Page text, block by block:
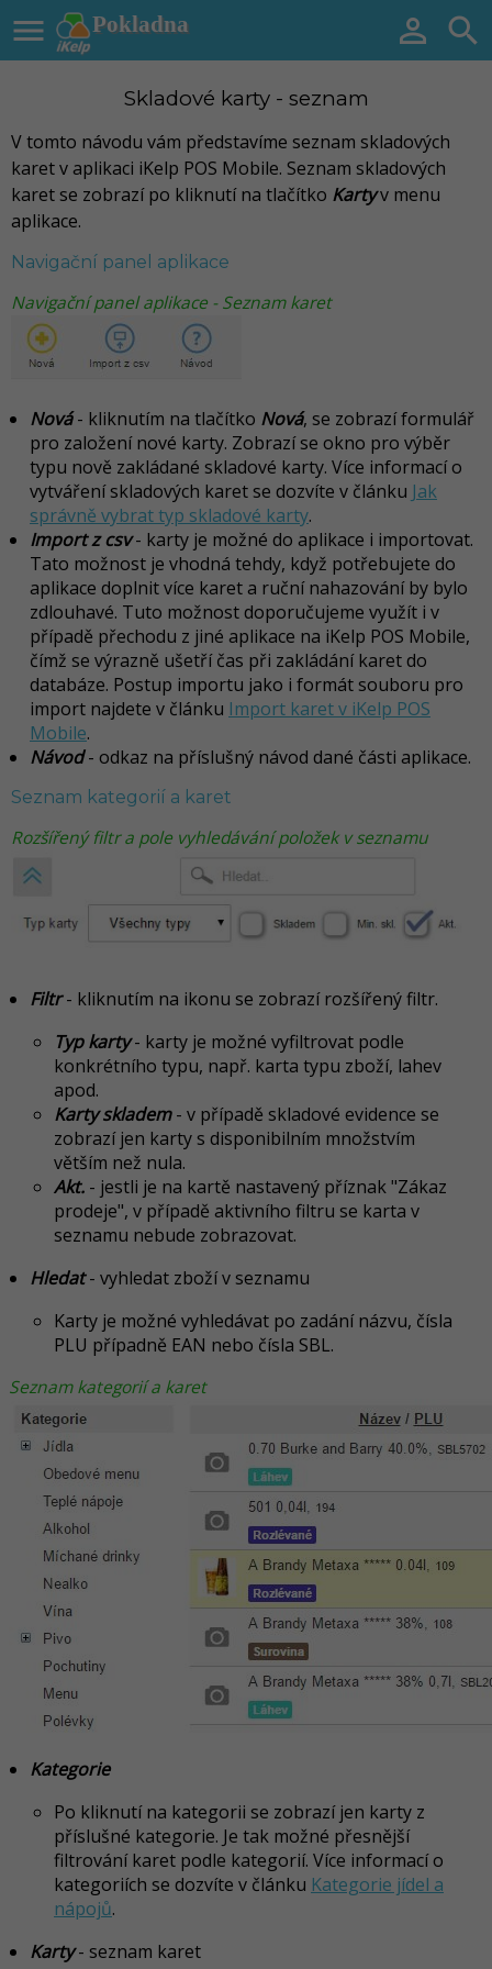
Pokladna
  
Skladové karty - seznam
V tomto návodu vám představíme seznam skladových
karet v aplikaci iKelp POS Mobile. Seznam skladových
karet se zobrazí po kliknutí na tlačítko Kartyv menu
aplikace.
Navigační panel aplikace
Navigační panel aplikace - Seznam karet
Nová- kliknutím na tlačítko Nová, se zobrazí formulář
pro založení nové karty. Zobrazí se okno pro výběr
typu nově zakládané skladové karty. Více informací o
vytváření skladových karet se dozvíte v článku Jak
správně vybrat typ skladové karty.
Import z csv- karty je možné do aplikace i importovat.
Tato možnost je vhodná tehdy, když potřebujete do
aplikace doplnit více karet a ruční nahazování by bylo
zdlouhavé. Tuto možnost doporučujeme využít i v
případě přechodu z jiné aplikace na iKelp POS Mobile,
čímž se výrazně ušetří čas při zakládání karet do
databáze. Postup importu jako i formát souboru pro
import najdete v článku Import karet v iKelp POS
Mobile.
Návod- odkaz na příslušný návod dané části aplikace.
Seznam kategorií a karet
Rozšířený filtr a pole vyhledávání položek v seznamu
Filtr- kliknutím na ikonu se zobrazí rozšířený filtr.
Typ karty- karty je možné vyfiltrovat podle
konkrétního typu, např. karta typu zboží, lahev
apod.
Karty skladem- v případě skladové evidence se
zobrazí jen karty s disponibilním množstvím
větším než nula.
Akt. - jestli je na kartě nastavený příznak "Zákaz
prodeje", v případě aktivního filtru se karta v
seznamu nebude zobrazovat.
Hledat- vyhledat zboží v seznamu
Karty je možné vyhledávat po zadání názvu, čísla
PLU případně EAN nebo čísla SBL.
Seznam kategorií a karet
Kategorie
Po kliknutí na kategorii se zobrazí jen karty z
příslušné kategorie. Je tak možné přesnější
filtrování karet podle kategorií. Více informací o
kategoriích se dozvíte v článku Kategorie jídel a
nápojů.
Karty- seznam karet